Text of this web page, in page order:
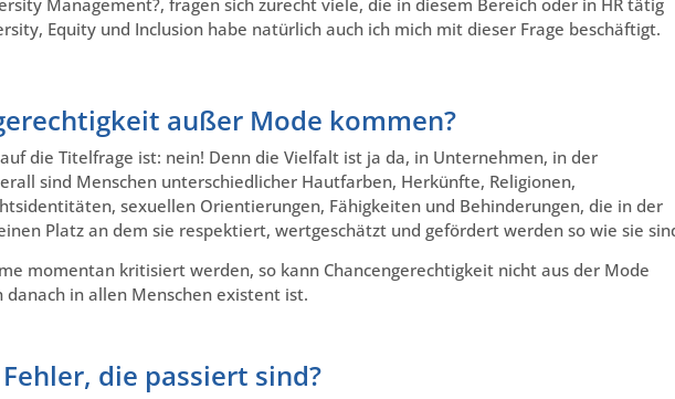
Equity und Inclusion habe natürlich auch ich mich mit dieser Frage beschäftigt.
außer Mode kommen?
die Titelfrage ist: nein! Denn die Vielfalt ist ja da, in Unternehmen, in der
sind Menschen unterschiedlicher Hautfarben, Herkünfte, Religionen,
sexuellen Orientierungen, Fähigkeiten und Behinderungen, die in der
Platz an dem sie respektiert, wertgeschätzt und gefördert werden so wie sie
momentan kritisiert werden, so kann Chancengerechtigkeit nicht aus der Mode
danach in allen Menschen existent ist.
die passiert sind?